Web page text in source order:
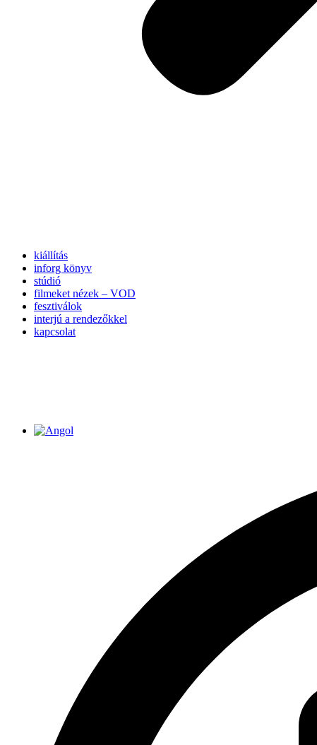
kiállítás
inforg könyv
stúdió
filmeket nézek – VOD
fesztiválok
interjú a rendezőkkel
kapcsolat